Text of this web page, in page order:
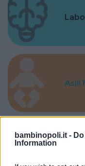
bambinopoli.it -
Information
Asili